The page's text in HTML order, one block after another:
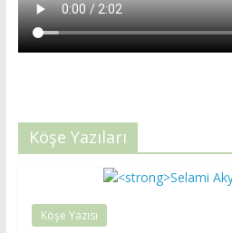
Köşe Yazıları
Köşe Yazısı